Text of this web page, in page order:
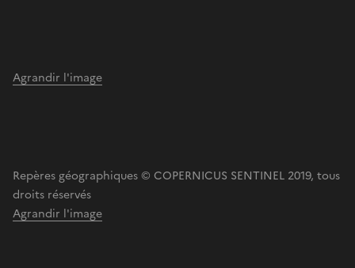
Agrandir l'image
Repères géographiques © COPERNICUS SENTINEL 2019, tous
droits réservés
Agrandir l'image